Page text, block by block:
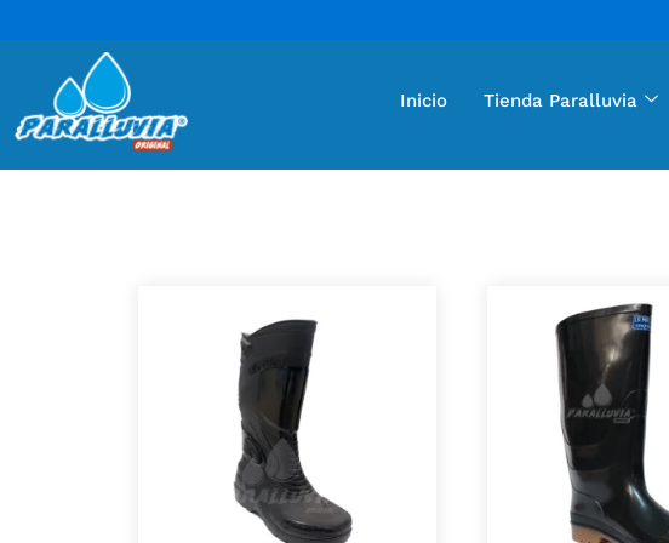
Inicio Tienda Paralluvia